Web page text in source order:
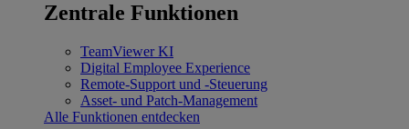
Zentrale Funktionen
TeamViewer KI
Digital Employee Experience
Remote-Support und -Steuerung
Asset- und Patch-Management
Alle Funktionen entdecken